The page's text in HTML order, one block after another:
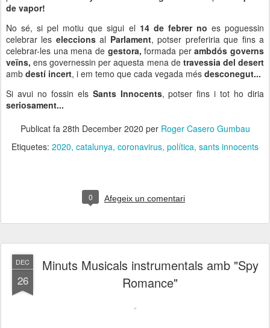
de vapor!
No sé, si pel motiu que sigui el 14 de febrer no es poguessin
celebrar les eleccionsal Parlament, potser preferiria que fins a
celebrar-les una mena de gestora,formada perambdós governs
veïns,ens governessin per aquesta mena de travessia del desert
amb destí incert, i em temo que cada vegada més desconegut...
Si avui no fossin els Sants Innocents, potser fins i tot ho diria
seriosament...
Publicat fa 28th December 2020 per Roger Casero Gumbau
Etiquetes: 2020 catalunya coronavirus política sants innocents
0 Afegeix un comentari
DEC
26
Minuts Musicals instrumentals amb "Spy
Romance"